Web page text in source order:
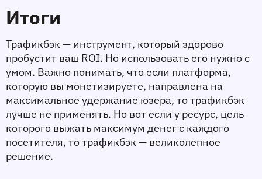
Итоги
Трафикбэк — инструмент, который здорово
пробустит ваш ROI. Но использовать его нужно с
умом. Важно понимать, что если платформа,
которую вы монетизируете, направлена на
максимальное удержание юзера, то трафикбэк
лучше не применять. Но вот если у ресурс, цель
которого выжать максимум денег с каждого
посетителя, то трафикбэк — великолепное
решение.